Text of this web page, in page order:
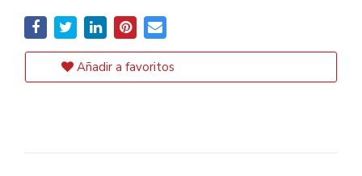
Añadir a favoritos